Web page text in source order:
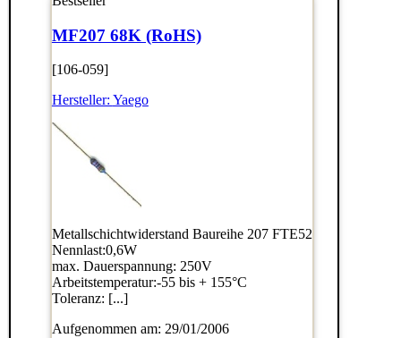
MF207 68K (RoHS)
[106-059]
Hersteller: Yaego
Metallschichtwiderstand Baureihe 207 FTE52
Nennlast:0,6W
max. Dauerspannung: 250V
Arbeitstemperatur:-55 bis + 155°C
Toleranz: [...]
Aufgenommen am: 29/01/2006